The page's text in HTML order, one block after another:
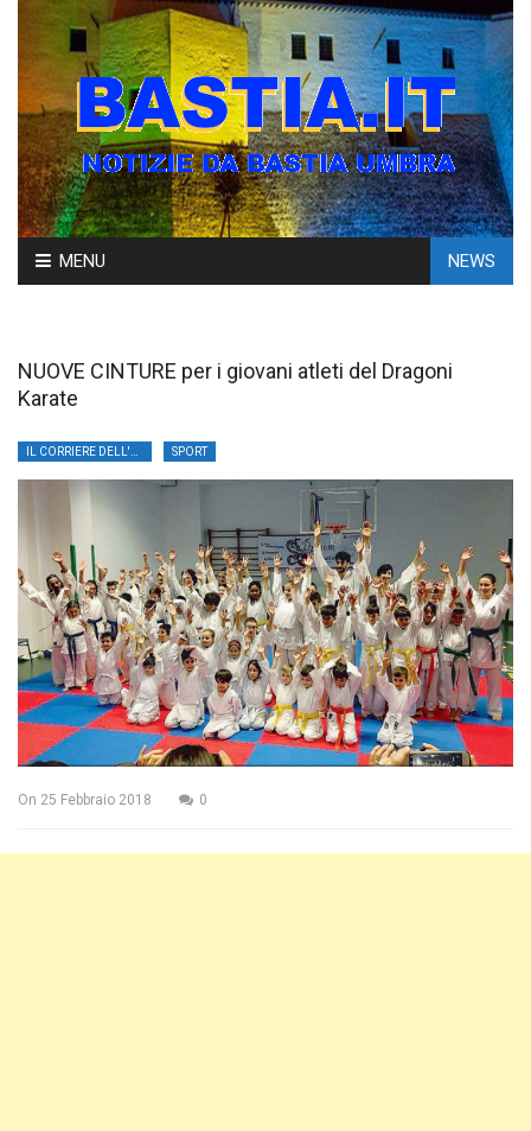
Skip
to
MENU NEWS
NUOVE CINTURE per i giovani atleti del Dragoni
Karate
SPORT
On 25 Febbraio 2018 0